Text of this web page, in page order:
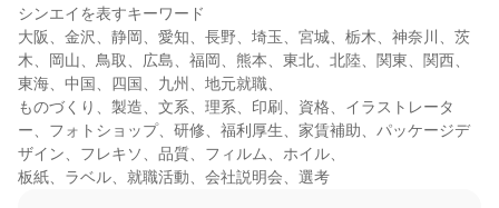
シンエイを表すキーワード
大阪、金沢、静岡、愛知、長野、埼玉、宮城、栃木、神奈川、茨
木、岡山、鳥取、広島、福岡、熊本、東北、北陸、関東、関西、
東海、中国、四国、九州、地元就職、
ものづくり、製造、文系、理系、印刷、資格、イラストレータ
ー、フォトショップ、研修、福利厚生、家賃補助、パッケージデ
ザイン、フレキソ、品質、フィルム、ホイル、
板紙、ラベル、就職活動、会社説明会、選考